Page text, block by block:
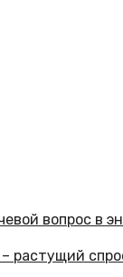
растущий